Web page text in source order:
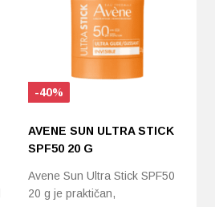
-40%
AVENE SUN ULTRA STICK
SPF50 20 G
Avene Sun Ultra Stick SPF50
20 g je praktičan,